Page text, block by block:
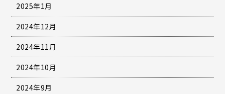
2025年1月
2024年12月
2024年11月
2024年10月
2024年9月